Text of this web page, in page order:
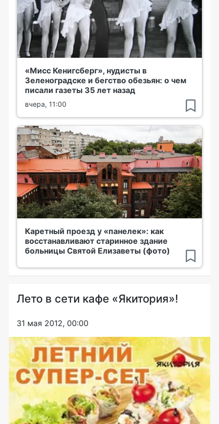
«Мисс Кенигсберг», нудисты в
Зеленоградске и бегство обезьян: о чем
писали газеты 35 лет назад
вчера, 11:00
Каретный проезд у «панелек»: как
восстанавливают старинное здание
больницы Святой Елизаветы (фото)
Лето в сети кафе «Якитория»!
31 мая 2012, 00:00